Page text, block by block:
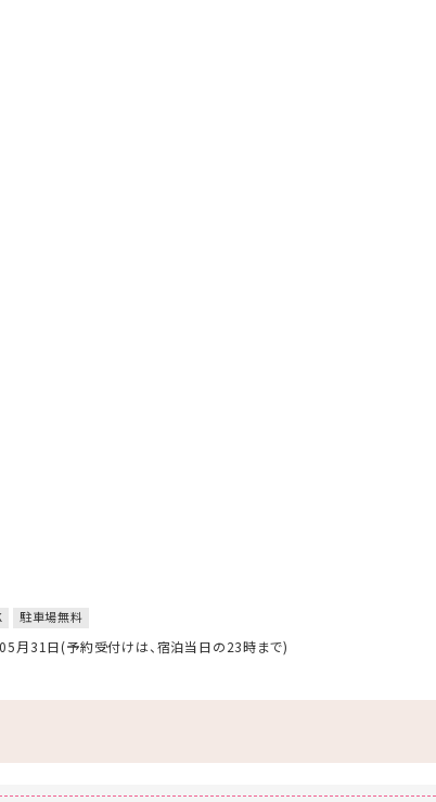
駐車場無料
月31日(予約受付けは、宿泊当日の23時まで)